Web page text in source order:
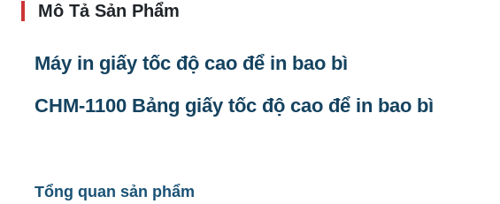
Mô Tả Sản Phẩm
Máy in giấy tốc độ cao để in bao bì
CHM-1100 Bảng giấy tốc độ cao để in bao bì
Tổng quan sản phẩm